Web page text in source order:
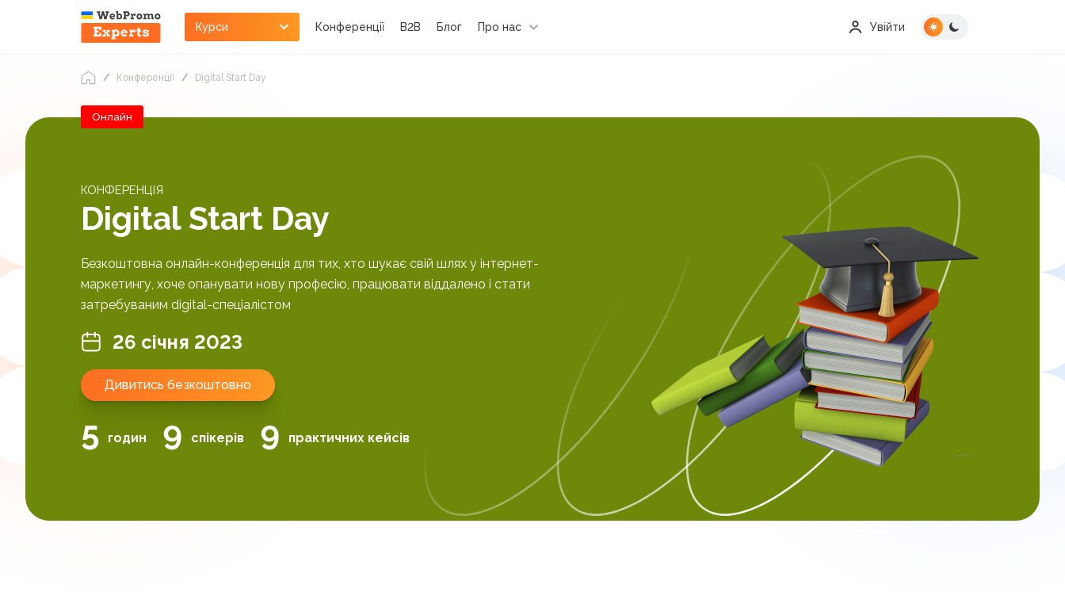
Курси Конференції B2B Блог Про нас Увійти
Конференції Digital Start Day
Онлайн
КОНФЕРЕНЦІЯ
Digital Start Day
Безкоштовна онлайн-конференція для тих, хто шукає свій шлях у інтернет-
маркетингу, хоче опанувати нову професію, працювати віддалено і стати
затребуваним digital-спеціалістом
26 січня 2023
Дивитись безкоштовно
5 годин 9 спікерів 9 практичних кейсів